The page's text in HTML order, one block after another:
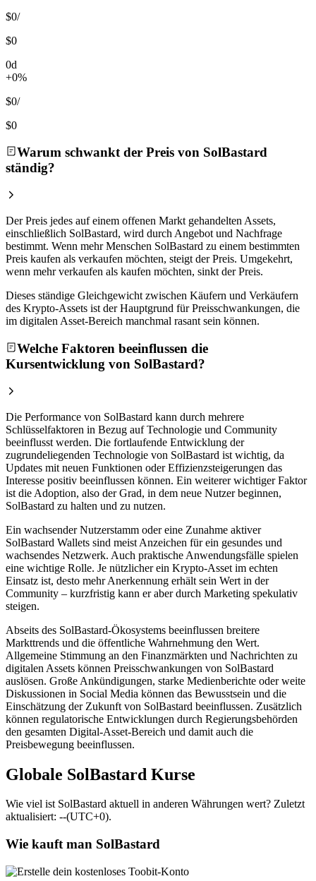
$0/
$0
0d
+0%
$0/
$0
Warum schwankt der Preis von SolBastard
ständig?
Der Preis jedes auf einem offenen Markt gehandelten Assets,
einschließlich SolBastard, wird durch Angebot und Nachfrage
bestimmt. Wenn mehr Menschen SolBastard zu einem bestimmten
Preis kaufen als verkaufen möchten, steigt der Preis. Umgekehrt,
wenn mehr verkaufen als kaufen möchten, sinkt der Preis.
Dieses ständige Gleichgewicht zwischen Käufern und Verkäufern
des Krypto-Assets ist der Hauptgrund für Preisschwankungen, die
im digitalen Asset-Bereich manchmal rasant sein können.
Welche Faktoren beeinflussen die
Kursentwicklung von SolBastard?
Die Performance von SolBastard kann durch mehrere
Schlüsselfaktoren in Bezug auf Technologie und Community
beeinflusst werden. Die fortlaufende Entwicklung der
zugrundeliegenden Technologie von SolBastard ist wichtig, da
Updates mit neuen Funktionen oder Effizienzsteigerungen das
Interesse positiv beeinflussen können. Ein weiterer wichtiger Faktor
ist die Adoption, also der Grad, in dem neue Nutzer beginnen,
SolBastard zu halten und zu nutzen.
Ein wachsender Nutzerstamm oder eine Zunahme aktiver
SolBastard Wallets sind meist Anzeichen für ein gesundes und
wachsendes Netzwerk. Auch praktische Anwendungsfälle spielen
eine wichtige Rolle. Je nützlicher ein Krypto-Asset im echten
Einsatz ist, desto mehr Anerkennung erhält sein Wert in der
Community – kurzfristig kann er aber durch Marketing spekulativ
steigen.
Abseits des SolBastard-Ökosystems beeinflussen breitere
Markttrends und die öffentliche Wahrnehmung den Wert.
Allgemeine Stimmung an den Finanzmärkten und Nachrichten zu
digitalen Assets können Preisschwankungen von SolBastard
auslösen. Große Ankündigungen, starke Medienberichte oder weite
Diskussionen in Social Media können das Bewusstsein und die
Einschätzung der Zukunft von SolBastard beeinflussen. Zusätzlich
können regulatorische Entwicklungen durch Regierungsbehörden
den gesamten Digital-Asset-Bereich und damit auch die
Preisbewegung beeinflussen.
Globale SolBastard Kurse
Wie viel ist SolBastard aktuell in anderen Währungen wert? Zuletzt
aktualisiert: --(UTC+0).
Wie kauft man SolBastard